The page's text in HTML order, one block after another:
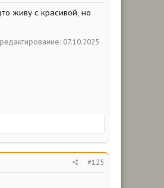
живу с красивой, но
07.10.2025
#125